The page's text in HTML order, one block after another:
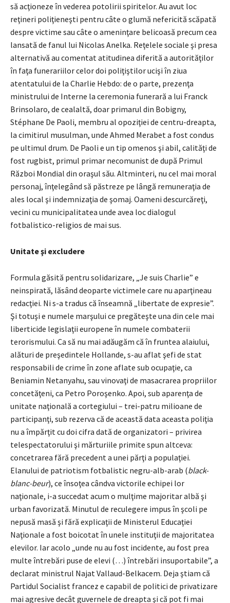
să acţioneze în vederea potolirii spiritelor. Au avut loc
reţineri poliţieneşti pentru câte o glumă nefericită scăpată
despre victime sau câte o ameninţare belicoasă precum cea
lansată de fanul lui Nicolas Anelka. Reţelele sociale şi presa
alternativă au comentat atitudinea diferită a autorităţilor
în faţa funerariilor celor doi poliţiştilor ucişi în ziua
atentatului de la Charlie Hebdo: de o parte, prezenţa
ministrului de Interne la ceremonia funerară a lui Franck
Brinsolaro, de cealaltă, doar primarul din Bobigny,
Stéphane De Paoli, membru al opoziţiei de centru-dreapta,
la cimitirul musulman, unde Ahmed Merabet a fost condus
pe ultimul drum. De Paoli e un tip omenos şi abil, calităţi de
fost rugbist, primul primar necomunist de după Primul
Război Mondial din oraşul său. Altminteri, nu cel mai moral
personaj, înţelegând să păstreze pe lângă remuneraţia de
ales local şi indemnizaţia de şomaj. Oameni descurcăreţi,
vecini cu municipalitatea unde avea loc dialogul
fotbalistico-religios de mai sus.
Unitate şi excludere
Formula găsită pentru solidarizare, „Je suis Charlie” e
neinspirată, lăsând deoparte victimele care nu aparţineau
redacţiei. Ni s-a tradus că înseamnă „libertate de expresie”.
Şi totuşi e numele marşului ce pregăteşte una din cele mai
liberticide legislaţii europene în numele combaterii
terorismului. Ca să nu mai adăugăm că în fruntea alaiului,
alături de preşedintele Hollande, s-au aflat şefi de stat
responsabili de crime în zone aflate sub ocupaţie, ca
Beniamin Netanyahu, sau vinovaţi de masacrarea propriilor
concetăţeni, ca Petro Poroşenko. Apoi, sub aparenţa de
unitate naţională a cortegiului – trei-patru milioane de
participanţi, sub rezerva că de această data aceasta poliţia
nu a împărţit cu doi cifra dată de organizatori – privirea
telespectatorului şi mărturiile primite spun altceva:
concetrarea fără precedent a unei părţi a populaţiei.
Elanului de patriotism fotbalistic negru-alb-arab (black-
blanc-beur), ce însoţea cândva victorile echipei lor
naţionale, i-a succedat acum o mulţime majoritar albă şi
urban favorizată. Minutul de reculegere impus în şcoli pe
nepusă masă şi fără explicaţii de Ministerul Educaţiei
Naţionale a fost boicotat în unele instituţii de majoritatea
elevilor. Iar acolo „unde nu au fost incidente, au fost prea
multe întrebări puse de elevi (…) întrebări insuportabile”, a
declarat ministrul Najat Vallaud-Belkacem. Deja ştiam că
Partidul Socialist francez e capabil de politici de privatizare
mai agresive decât guvernele de dreapta şi că pot fi mai